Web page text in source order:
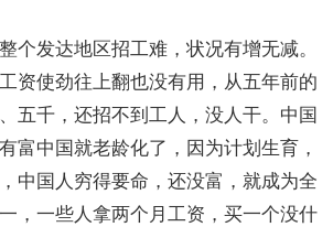
个发达地区招工难，状况有增无减。
资使劲往上翻也没有用，从五年前的
五千，还招不到工人，没人干。中国
富中国就老龄化了，因为计划生育，
中国人穷得要命，还没富，就成为全
，一些人拿两个月工资，买一个没什